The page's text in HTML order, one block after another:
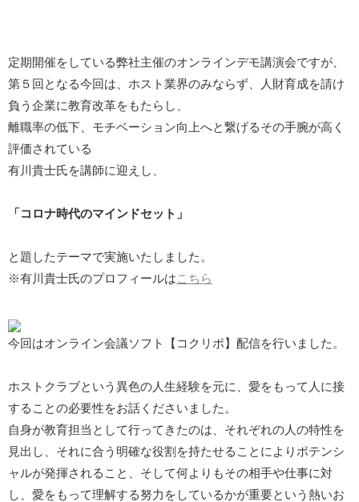
定期開催をしている弊社主催のオンラインデモ講演会ですが、
第５回となる今回は、ホスト業界のみならず、人財育成を請け
負う企業に教育改革をもたらし、
離職率の低下、モチベーション向上へと繋げるその手腕が高く
評価されている
有川貴士氏を講師に迎えし、
「コロナ時代のマインドセット」
と題したテーマで実施いたしました。
※有川貴士氏のプロフィールはこちら
今回はオンライン会議ソフト【コクリポ】配信を行いました。
ホストクラブという異色の人生経験を元に、愛をもって人に接
することの必要性をお話くださいました。
自身が教育担当として行ってきたのは、それぞれの人の特性を
見出し、それに合う明確な役割を持たせることによりポテンシ
ャルが発揮されること、そして何よりもその相手や仕事に対
し、愛をもって理解する努力をしているかが重要という熱いお